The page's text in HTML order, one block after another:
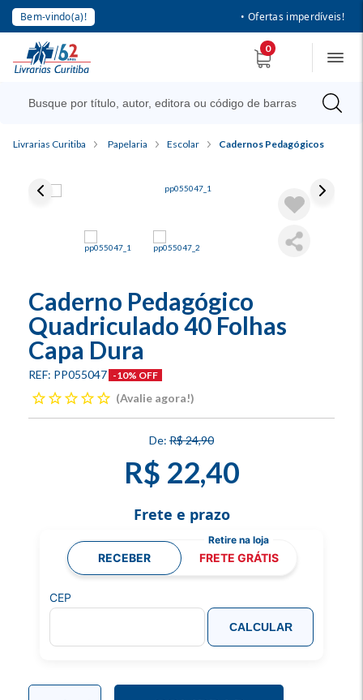
Bem-vindo(a)! • Ofertas imperdíveis!
0
Livrarias Curitiba Papelaria Escolar Cadernos Pedagógicos
Caderno Pedagógico
Quadriculado 40 Folhas
Capa Dura
PP055047 -10% OFF
Avalie agora!
R$ 24,90
R$ 22,40
Frete e prazo
RECEBER FRETE GRÁTIS
CEP
CALCULAR